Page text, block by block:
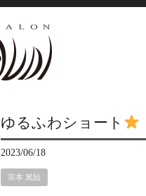
ゆるふわショート
2023/06/18
宗本 篤始